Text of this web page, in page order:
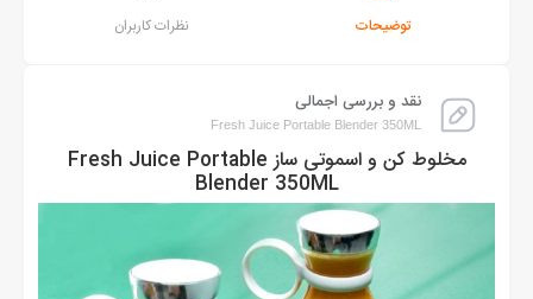
توضیحات نظرات کاربران
نقد و بررسی اجمالی
Fresh Juice Portable Blender 350ML
مخلوط کن و اسموتی ساز Fresh Juice Portable
Blender 350ML